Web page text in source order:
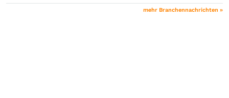
mehr Branchennachrichten »